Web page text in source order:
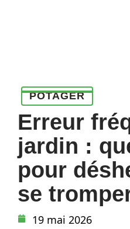
POTAGER
Erreur
jardin :
pour
se
19 mai 2026